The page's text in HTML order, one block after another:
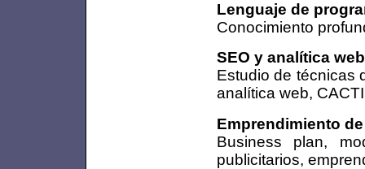
Lenguaje de
Conocimiento
SEO y analítica web
Estudio de técnicas
analítica web,
Emprendimiento
Business plan,
publicitarios,